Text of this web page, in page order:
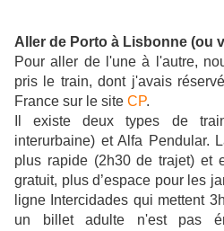
Aller de Porto à Lisbonne (ou
Pour aller de l'une à l'autre,
pris le train, dont j'avais
France sur le site CP.
Il existe deux types de
interurbaine) et Alfa Pendular.
plus rapide (2h30 de trajet) et
gratuit, plus d’espace pour les
ligne Intercidades qui mettent
un billet adulte n'est pas